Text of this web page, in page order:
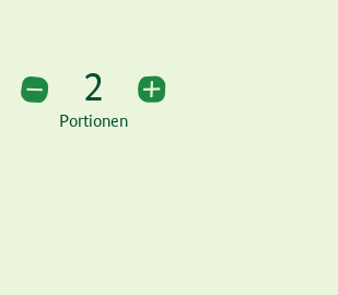
2 Portionen
2
Portionen